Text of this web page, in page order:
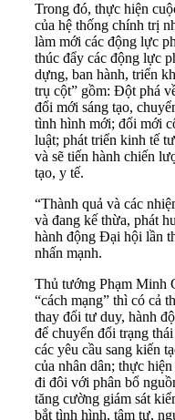
Trong đó, thực hiện
của hệ thống chính trị
làm mới các động lực
thúc đẩy các động lực
dựng, ban hành, triển
trụ cột” gồm: Đột phá
đổi mới sáng tạo,
tình hình mới; đổi mới
luật; phát triển kinh tế
và sẽ tiến hành chiến
tạo, y tế.
“Thành quả và các
và đang kế thừa, phát
hành động Đại hội lần
nhấn mạnh.
Thủ tướng Phạm Minh
“cách mạng” thì có cả
thay đổi tư duy, hành
để chuyển đổi trạng
các yêu cầu sang kiến
của nhân dân; thực
đi đôi với phân bổ
tăng cường giám sát
bắt tình hình, tâm tư,